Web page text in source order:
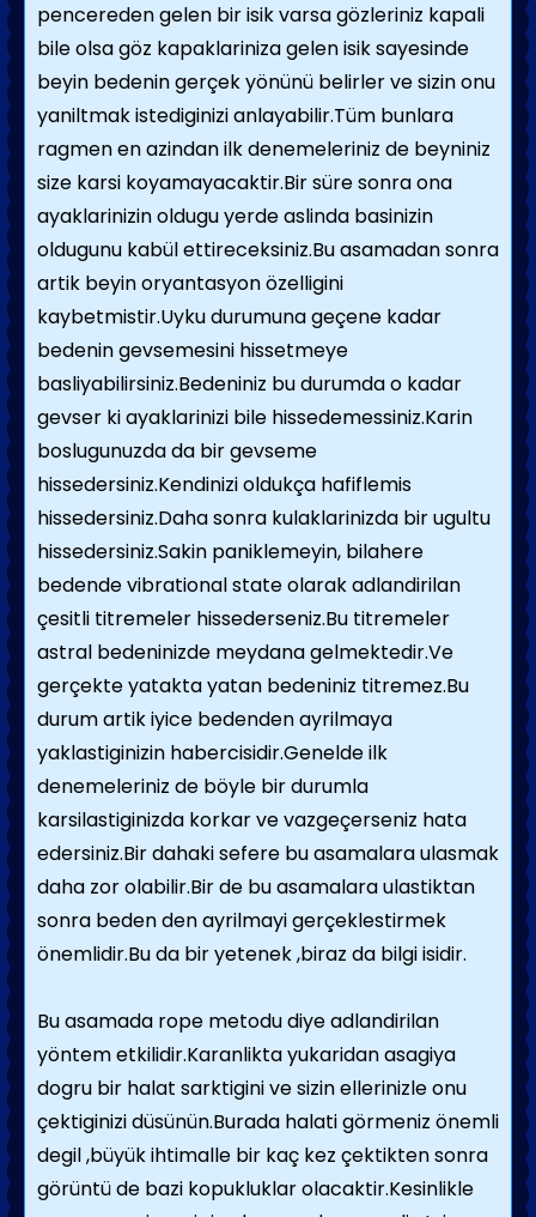
pencereden gelen bir isik varsa gözleriniz kapali
bile olsa göz kapaklariniza gelen isik sayesinde
beyin bedenin gerçek yönünü belirler ve sizin onu
yaniltmak istediginizi anlayabilir.Tüm bunlara
ragmen en azindan ilk denemeleriniz de beyniniz
size karsi koyamayacaktir.Bir süre sonra ona
ayaklarinizin oldugu yerde aslinda basinizin
oldugunu kabül ettireceksiniz.Bu asamadan sonra
artik beyin oryantasyon özelligini
kaybetmistir.Uyku durumuna geçene kadar
bedenin gevsemesini hissetmeye
basliyabilirsiniz.Bedeniniz bu durumda o kadar
gevser ki ayaklarinizi bile hissedemessiniz.Karin
boslugunuzda da bir gevseme
hissedersiniz.Kendinizi oldukça hafiflemis
hissedersiniz.Daha sonra kulaklarinizda bir ugultu
hissedersiniz.Sakin paniklemeyin, bilahere
bedende vibrational state olarak adlandirilan
çesitli titremeler hissederseniz.Bu titremeler
astral bedeninizde meydana gelmektedir.Ve
gerçekte yatakta yatan bedeniniz titremez.Bu
durum artik iyice bedenden ayrilmaya
yaklastiginizin habercisidir.Genelde ilk
denemeleriniz de böyle bir durumla
karsilastiginizda korkar ve vazgeçerseniz hata
edersiniz.Bir dahaki sefere bu asamalara ulasmak
daha zor olabilir.Bir de bu asamalara ulastiktan
sonra beden den ayrilmayi gerçeklestirmek
önemlidir.Bu da bir yetenek ,biraz da bilgi isidir.
Bu asamada rope metodu diye adlandirilan
yöntem etkilidir.Karanlikta yukaridan asagiya
dogru bir halat sarktigini ve sizin ellerinizle onu
çektiginizi düsünün.Burada halati görmeniz önemli
degil ,büyük ihtimalle bir kaç kez çektikten sonra
görüntü de bazi kopukluklar olacaktir.Kesinlikle